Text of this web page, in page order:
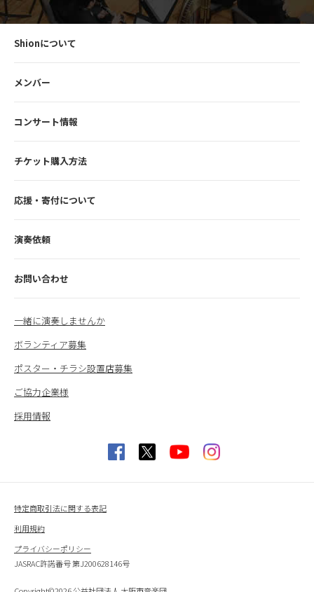
Shionについて
メンバー
コンサート情報
チケット購入方法
応援・寄付について
演奏依頼
お問い合わせ
一緒に演奏しませんか
ボランティア募集
ポスター・チラシ設置店募集
ご協力企業様
採用情報
特定商取引法に関する表記
利用規約
プライバシーポリシー
JASRAC許諾番号 第J200628146号